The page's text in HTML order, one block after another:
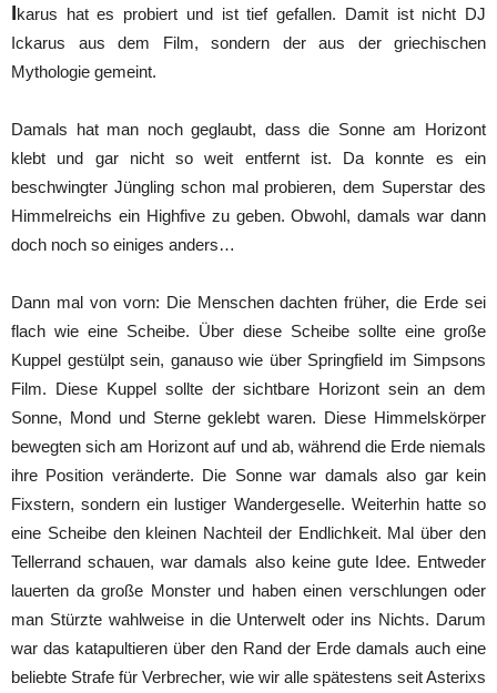
Ikarus hat es probiert und ist tief gefallen. Damit ist nicht DJ
Ickarus aus dem Film, sondern der aus der griechischen
Mythologie gemeint.
Damals hat man noch geglaubt, dass die Sonne am Horizont
klebt und gar nicht so weit entfernt ist. Da konnte es ein
beschwingter Jüngling schon mal probieren, dem Superstar des
Himmelreichs ein Highfive zu geben. Obwohl, damals war dann
doch noch so einiges anders…
Dann mal von vorn: Die Menschen dachten früher, die Erde sei
flach wie eine Scheibe. Über diese Scheibe sollte eine große
Kuppel gestülpt sein, ganauso wie über Springfield im Simpsons
Film. Diese Kuppel sollte der sichtbare Horizont sein an dem
Sonne, Mond und Sterne geklebt waren. Diese Himmelskörper
bewegten sich am Horizont auf und ab, während die Erde niemals
ihre Position veränderte. Die Sonne war damals also gar kein
Fixstern, sondern ein lustiger Wandergeselle. Weiterhin hatte so
eine Scheibe den kleinen Nachteil der Endlichkeit. Mal über den
Tellerrand schauen, war damals also keine gute Idee. Entweder
lauerten da große Monster und haben einen verschlungen oder
man Stürzte wahlweise in die Unterwelt oder ins Nichts. Darum
war das katapultieren über den Rand der Erde damals auch eine
beliebte Strafe für Verbrecher, wie wir alle spätestens seit Asterixs